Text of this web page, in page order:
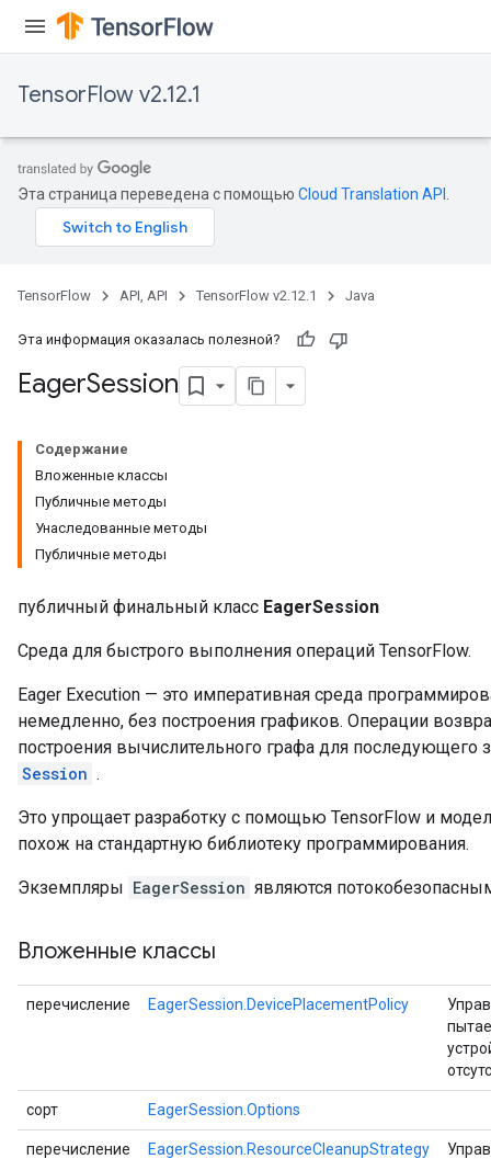
TensorFlow v2.12.1
Эта страница переведена с помощью Cloud Translation API
TensorFlow API, API TensorFlow v2.12.1 Java
Эта информация оказалась полезной?
EagerSession
Содержание
Вложенные классы
Публичные методы
Унаследованные методы
Публичные методы
публичный финальный класс EagerSession
Среда для быстрого выполнения операций TensorFlow.
Eager Execution — это императивная среда
немедленно, без построения графиков. Операции
построения вычислительного графа для последующего
Session .
Это упрощает разработку с помощью TensorFlow и
похож на стандартную библиотеку программирования.
Экземпляры EagerSession являются
Вложенные классы
перечисление EagerSession.DevicePlacementPolicy
сорт EagerSession.Options
перечисление EagerSession.ResourceCleanupStrategy